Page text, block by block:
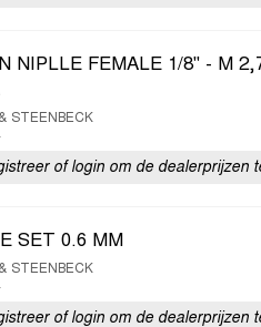
NIPLLE FEMALE 1/8" - M
STEENBECK
of login om de dealerprijzen
SET 0.6 MM
STEENBECK
of login om de dealerprijzen